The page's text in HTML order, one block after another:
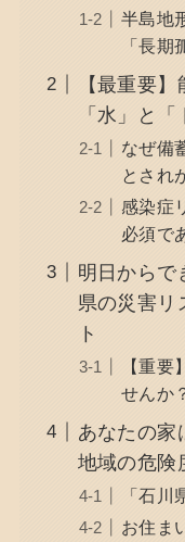
半島地
「長期
【最重要
「水」と
なぜ備
とされ
感染症
必須で
明日からで
県の災害リ
ト
【重
せんか
あなたの家
地域の危険
「石
お住ま